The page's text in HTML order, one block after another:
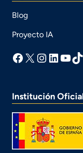
Blog
Proyecto IA
facebook
X Instagram
Institución